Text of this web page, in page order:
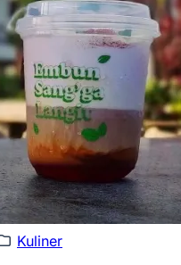
Kuliner